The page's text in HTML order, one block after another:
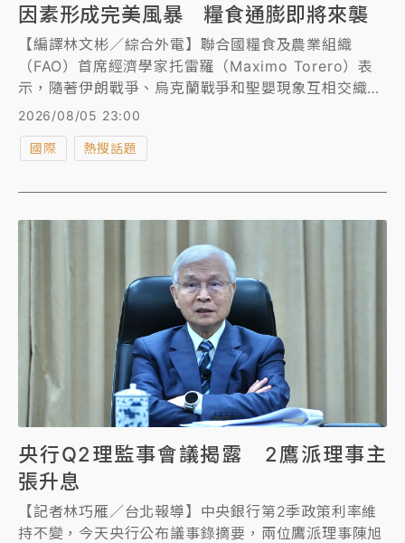
因素形成完美風暴 糧食通膨即將來襲
【編譯林文彬／綜合外電】聯合國糧食及農業組織
（FAO）首席經濟學家托雷羅（Maximo Torero）表
示，隨著伊朗戰爭、烏克蘭戰爭和聖嬰現象互相交織，
形成成本上漲及農穫減少的完美風暴，新一波糧食通膨
2026/08/05 23:00
國際 熱搜話題
央行Q2理監事會議揭露 2鷹派理事主
張升息
【記者林巧雁／台北報導】中央銀行第2季政策利率維
持不變，今天央行公布議事錄摘要，兩位鷹派理事陳旭